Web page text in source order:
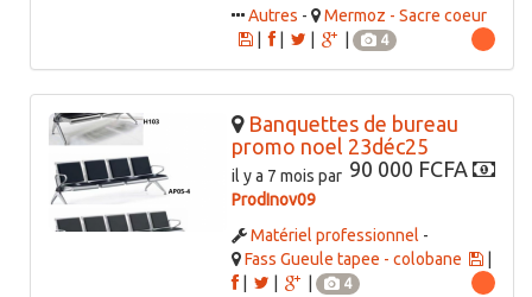
Autres -
Mermoz - Sacre coeur
|
4
Banquettes de bureau
promo noel 23déc25
90 000 FCFA
il y a 7 mois par
ProdInov09
Matériel professionnel -
Fass Gueule tapee - colobane
4